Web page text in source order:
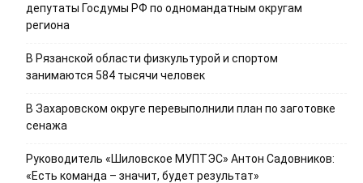
депутаты Госдумы РФ по одномандатным округам
региона
В Рязанской области физкультурой и спортом
занимаются 584 тысячи человек
В Захаровском округе перевыполнили план по заготовке
сенажа
Руководитель «Шиловское МУПТЭС» Антон Садовников:
«Есть команда – значит, будет результат»